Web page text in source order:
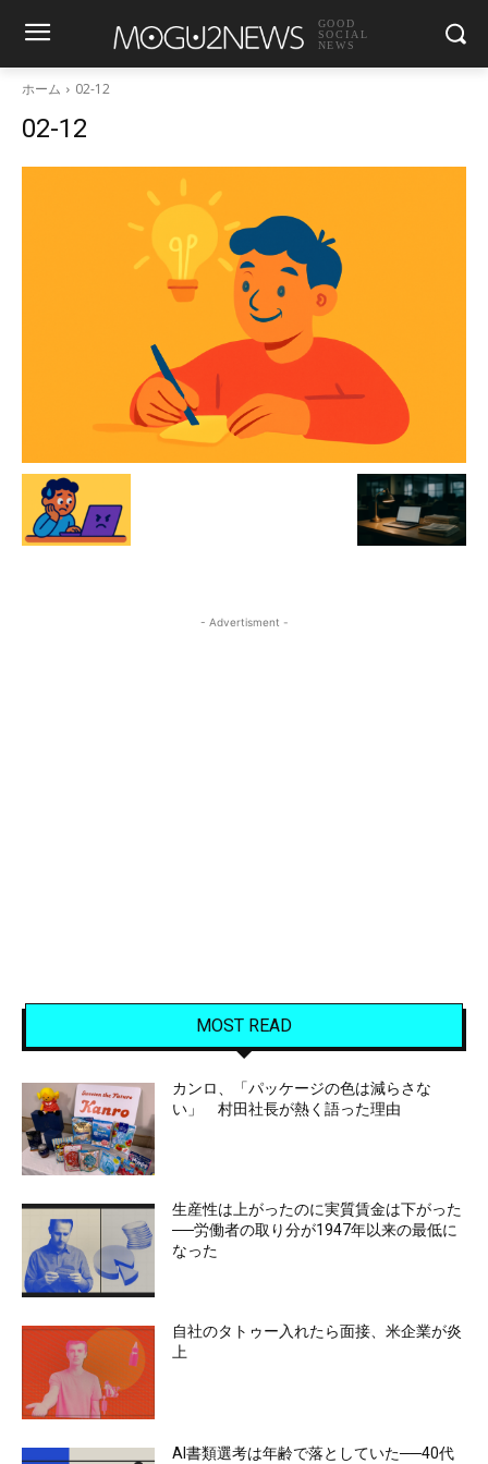
GOOD
SOCIAL
NEWS
ホーム 02-12
02-12
- Advertisment -
MOST READ
カンロ、「パッケージの色は減らさな
い」 村田社長が熱く語った理由
生産性は上がったのに実質賃金は下がった
──労働者の取り分が1947年以来の最低に
なった
自社のタトゥー入れたら面接、米企業が炎
上
AI書類選考は年齢で落としていた──40代